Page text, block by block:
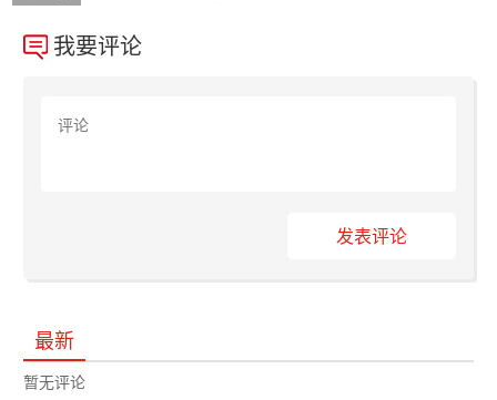
我要评论
发表评论
最新
暂无评论